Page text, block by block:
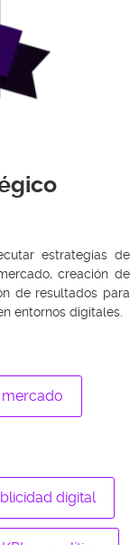
estrategias de
creación de
de resultados para
entornos digitales.
mercado
digital